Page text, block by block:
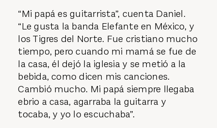
“Mi papá es guitarrista”, cuenta Daniel.
“Le gusta la banda Elefante en México, y
los Tigres del Norte. Fue cristiano mucho
tiempo, pero cuando mi mamá se fue de
la casa, él dejó la iglesia y se metió a la
bebida, como dicen mis canciones.
Cambió mucho. Mi papá siempre llegaba
ebrio a casa, agarraba la guitarra y
tocaba, y yo lo escuchaba”.